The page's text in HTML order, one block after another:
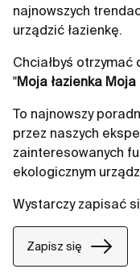
najnowszych
urządzić łazienkę.
Chciałbyś
"Moja łazienka
To najnowszy
przez naszych
zainteresowanych
ekologicznym
Wystarczy zapisać
Zapisz się